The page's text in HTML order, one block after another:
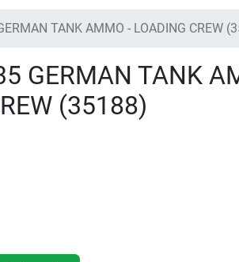
TANK AMMO - LOADING CREW
GERMAN TANK
(35188)